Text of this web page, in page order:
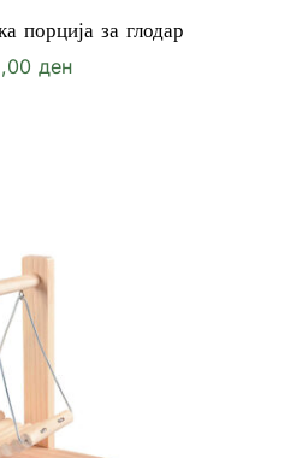
порција за глодар
ден